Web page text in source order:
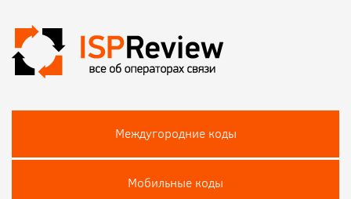
Междугородние коды
Мобильные коды